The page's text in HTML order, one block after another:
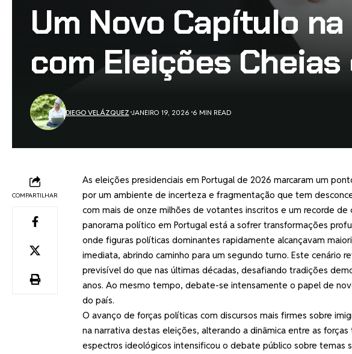
Um Novo Capítulo
com Eleições
DIEGO VELÁZQUEZ JANEIRO 19, 2026 6 MIN READ
COMPARTILHAR
As eleições presidenciais em Portugal de 2026 marcaram um
por um ambiente de incerteza e fragmentação que tem
com mais de onze milhões de votantes inscritos e um recorde
panorama político em Portugal está a sofrer transformações
onde figuras políticas dominantes rapidamente alcançavam
imediata, abrindo caminho para um segundo turno. Este cenário
previsível do que nas últimas décadas, desafiando tradições
anos. Ao mesmo tempo, debate-se intensamente o papel de
do país.
O avanço de forças políticas com discursos mais firmes sobre
na narrativa destas eleições, alterando a dinâmica entre as
espectros ideológicos intensificou o debate público sobre temas